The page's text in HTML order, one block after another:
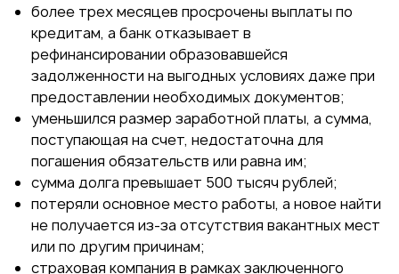
более трех месяцев просрочены выплаты по
кредитам, а банк отказывает в
рефинансировании образовавшейся
задолженности на выгодных условиях даже при
предоставлении необходимых документов;
уменьшился размер заработной платы, а сумма,
поступающая на счет, недостаточна для
погашения обязательств или равна им;
сумма долга превышает 500 тысяч рублей;
потеряли основное место работы, а новое найти
не получается из-за отсутствия вакантных мест
или по другим причинам;
страховая компания в рамках заключенного